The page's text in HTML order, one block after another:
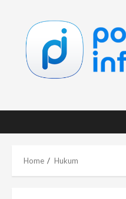
content
Home Hukum